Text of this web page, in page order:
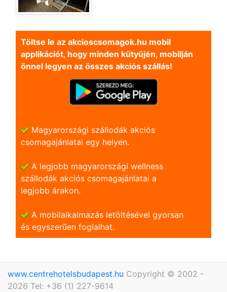
Töltse le az akcioscsomagok.hu mobil
applikációt, hogy minden kütyüjén, mobilján
önnel legyen az összes akciós szállás!
Magyarországi szállodák akciós
csomagajánlatai egy helyen.
A legjobb magyarországi wellness
szállodák akciós csomagajánlatai a
legjobb árakon.
A mobilalkalmazás letöltésével gyorsan
és egyszerũen foglalhat.
www.centrehotelsbudapest.hu Copyright © 2002 -
2026 Tel: +36 (1) 227-9614